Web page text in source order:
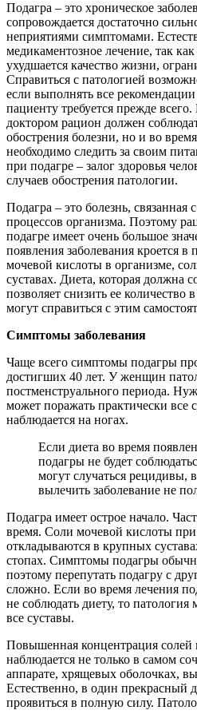
Подагра – это хроническое
сопровождается достаточно
неприятиями симптомами.
медикаментозное лечение, так
ухудшается качество жизни,
Справиться с патологией
если выполнять все
пациенту требуется прежде
доктором рацион должен
обострения болезни, но и во
необходимо следить за своим
при подагре – залог здоровья
случаев обострения патологии.
Подагра – это болезнь,
процессов организма. Поэтому
подагре имеет очень большое
появления заболевания кроется
мочевой кислоты в организме,
суставах. Диета, которая должна
позволяет снизить ее количество
могут справиться с этим
Симптомы заболевания
Чаще всего симптомы подагры
достигших 40 лет. У женщин
постменструального периода.
может поражать практически все
наблюдается на ногах.
Если диета во время
подагры не будет
могут случаться рецидивы,
вылечить заболевание не
Подагра имеет острое начало.
время. Соли мочевой кислоты при
откладываются в крупных
стопах. Симптомы подагры
поэтому перепутать подагру с
сложно. Если во время лечения
не соблюдать диету, то патология
все суставы.
Повышенная концентрация солей
наблюдается не только в самом
аппарате, хрящевых оболочках,
Естественно, в один прекрасный
проявиться в полную силу.